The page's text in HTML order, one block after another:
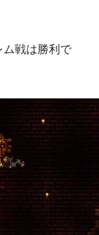
ム戦は勝利で